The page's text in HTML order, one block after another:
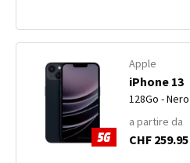
Apple
iPhone 13
128Go - Nero
a partire da
CHF 259.95